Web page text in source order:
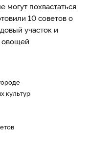
могут похвастаться
10 советов о
участок и
культур